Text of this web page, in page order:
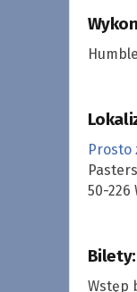
Prosto
50-226
Bilety:
Wstęp